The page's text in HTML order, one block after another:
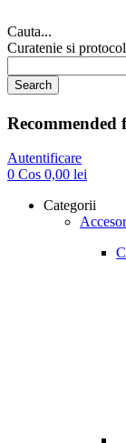
Cauta...
Curatenie si protocol
Search
Recommended
Autentificare
0 Cos 0,00 lei
Categorii